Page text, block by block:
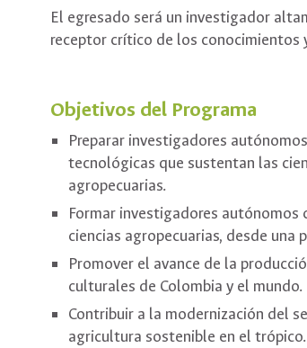
El egresado será un investigador
receptor crítico de los conocimientos
Objetivos del Programa
Preparar investigadores
tecnológicas que sustentan las
agropecuarias.
Formar investigadores
ciencias agropecuarias, desde
Promover el avance de la
culturales de Colombia y el mundo.
Contribuir a la modernización del
agricultura sostenible en el trópico.